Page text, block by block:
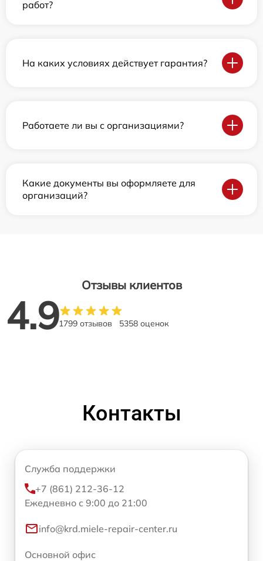
работ?
На каких условиях действует гарантия?
Работаете ли вы с организациями?
Какие документы вы оформляете для
организаций?
Отзывы клиентов
4.91799 отзывов 5358 оценок
Контакты
Служба поддержки
+7 (861) 212-36-12
Ежедневно с 9:00 до 21:00
info@krd.miele-repair-center.ru
Основной офис